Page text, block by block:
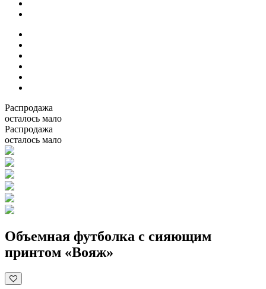
Распродажа
осталось мало
Распродажа
осталось мало
Объемная футболка c сияющим
принтом «Вояж»